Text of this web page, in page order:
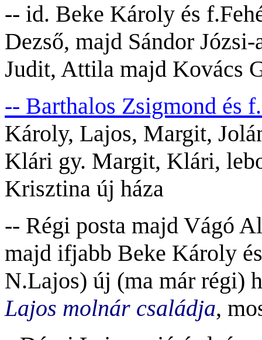
-- id. Beke Károly és
Dezső, majd Sándor
Judit, Attila majd Kovács
-- Barthalos Zsigmond és
Károly, Lajos, Margit,
Klári gy. Margit, Klári,
Krisztina új háza
-- Régi posta majd Vágó
majd ifjabb Beke Károly
N.Lajos) új (ma már régi)
Lajos molnár családja,